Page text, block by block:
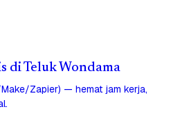
di Teluk Wondama
Zapier) — hemat jam kerja,